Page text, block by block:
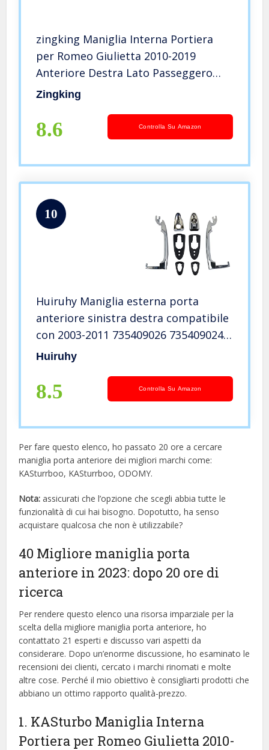
zingking Maniglia Interna Portiera
per Romeo Giulietta 2010-2019
Anteriore Destra Lato Passeggero
156092165 (Anteriore Destro)
Zingking
8.6 Controlla Su Amazon
10
Huiruhy Maniglia esterna porta
anteriore sinistra destra compatibile
con 2003-2011 735409026 735409024
735350094 1.2 1.4
Huiruhy
8.5 Controlla Su Amazon
Per fare questo elenco, ho passato 20 ore a cercare
maniglia porta anteriore dei migliori marchi come:
KASturrboo, KASturrboo, ODOMY.
Nota: assicurati che l’opzione che scegli abbia tutte le
funzionalità di cui hai bisogno. Dopotutto, ha senso
acquistare qualcosa che non è utilizzabile?
40 Migliore maniglia porta
anteriore in 2023: dopo 20 ore di
ricerca
Per rendere questo elenco una risorsa imparziale per la
scelta della migliore maniglia porta anteriore, ​​ho
contattato 21 esperti e discusso vari aspetti da
considerare. Dopo un’enorme discussione, ho esaminato le
recensioni dei clienti, cercato i marchi rinomati e molte
altre cose. Perché il mio obiettivo è consigliarti prodotti che
abbiano un ottimo rapporto qualità-prezzo.
1. KASturbo Maniglia Interna
Portiera per Romeo Giulietta 2010-